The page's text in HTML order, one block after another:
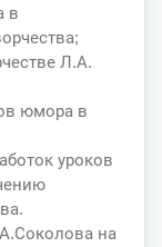
в
Л.А.
юмора в
уроков
на